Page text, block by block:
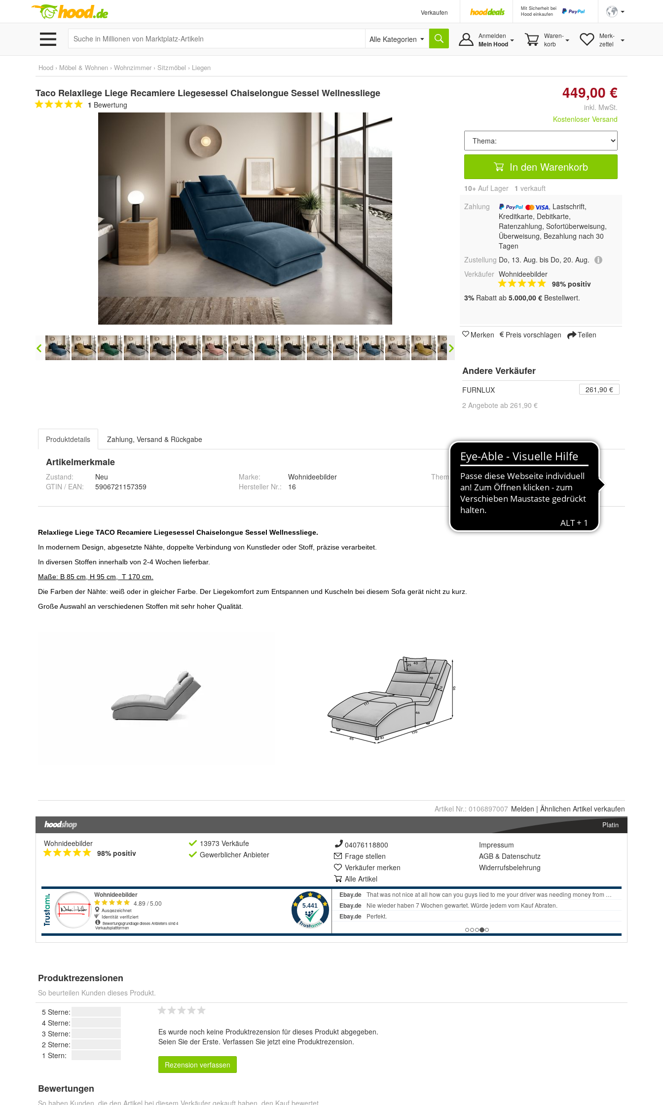
Verkaufen
Mit Sicherheit bei
Hood einkaufen
Alle Kategorien Anmelden
Mein Hood
Waren-
korb
Merk-
zettel
Hood › Möbel & Wohnen › Wohnzimmer › Sitzmöbel › Liegen
Taco Relaxliege Liege Recamiere Liegesessel Chaiselongue Sessel Wellnessliege
1 Bewertung
449,00 €
inkl. MwSt.
Kostenloser Versand
In den Warenkorb
10+ Auf Lager 1 verkauft
Zahlung
, Lastschrift,
Kreditkarte, Debitkarte,
Ratenzahlung, Sofortüberweisung,
Überweisung, Bezahlung nach 30
Tagen
Zustellung Do, 13. Aug. bis Do, 20. Aug.
Verkäufer Wohnideebilder
98% positiv
3% Rabatt ab 5.000,00 € Bestellwert.
Merken Preis vorschlagen Teilen
Andere Verkäufer
FURNLUX
261,90 €
2 Angebote ab 261,90 €
Produktdetails Zahlung, Versand & Rückgabe
Artikelmerkmale
Zustand:
Neu
GTIN / EAN:
5906721157359
Marke:
Wohnideebilder
Hersteller Nr.:
16
Thema CH-TAC-40LULukso40, CH-TAC-45NUNube45, CH-
Artikel Nr.: 0106897007 Melden | Ähnlichen Artikel verkaufen
Platin
Wohnideebilder
98% positiv
13973 Verkäufe
Gewerblicher Anbieter
04076118800
Frage stellen
Verkäufer merken
Alle Artikel
Impressum
AGB & Datenschutz
Widerrufsbelehrung
Produktrezensionen
So beurteilen Kunden dieses Produkt.
5 Sterne:
4 Sterne:
3 Sterne:
2 Sterne:
1 Stern:
Es wurde noch keine Produktrezension für dieses Produkt abgegeben.
Seien Sie der Erste. Verfassen Sie jetzt eine Produktrezension.
Rezension verfassen
Bewertungen